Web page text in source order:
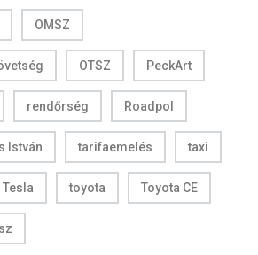
OMSZ
OTSZ PeckArt
rendőrség Roadpol
István tarifaemelés taxi
Tesla toyota Toyota CE